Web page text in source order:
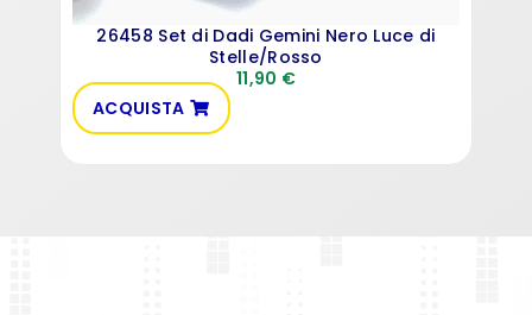
26458 Set di Dadi Gemini Nero Luce di
Stelle/Rosso
11,90 €
ACQUISTA